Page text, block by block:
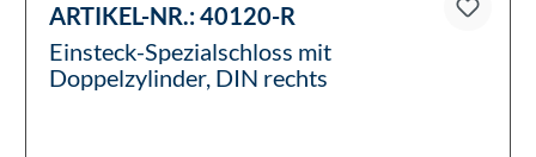
ARTIKEL-NR.:40120-R
Einsteck-Spezialschloss mit
Doppelzylinder, DIN rechts